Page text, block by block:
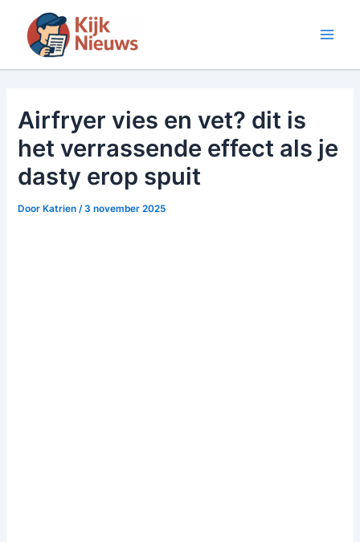
inhoud
Airfryer vies en vet? dit is
het verrassende effect als je
dasty erop spuit
Door Katrien/3 november 2025